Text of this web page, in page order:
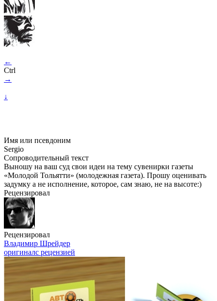
←
Ctrl
→
↓
Имя или псевдоним
Sergio
Сопроводительный текст
Выношу на ваш суд свои идеи на тему сувенирки газеты
«Молодой Тольятти» (молодежная газета). Прошу оценивать
задумку а не исполнение, которое, сам знаю, не на высоте:)
Рецензировал
Рецензировал
Владимир Шрейдер
оригиналс рецензией